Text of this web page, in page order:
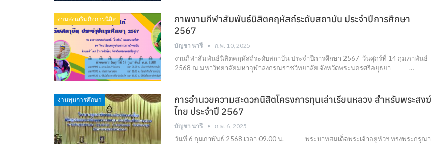
งานส่งเสริมกิจการนิสิต
ภาพงานกีฬาสัมพันธ์นิสิตคฤหัสถ์ระดับสถาบัน ประจำปีการศึกษา
2567
บัญชา นารี ก.พ. 10, 2025
งานกีฬาสัมพันธ์นิสิตคฤหัสถ์ระดับสถาบัน ประจำปีการศึกษา 2567 วันศุกร์ที่ 14 กุมภาพันธ์
2568 ณ มหาวิทยาลัยมหาจุฬาลงกรณราชวิทยาลัย จังหวัดพระนครศรีอยุธยา …
งานทุนการศึกษา
การอำนวยความสะดวกนิสิตโครงการทุนเล่าเรียนหลวง สําหรับพระสงฆ์
ไทย ประจําปี 2567
บัญชา นารี ก.พ. 6, 2025
วันที่ 6 กุมภาพันธ์ 2568 เวลา 09.00 น. พระบาทสมเด็จพระเจ้าอยู่หัวฯ ทรงพระกรุณา